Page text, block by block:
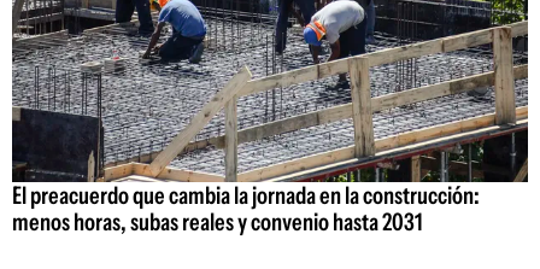
El preacuerdo que cambia la jornada en la construcción:
menos horas, subas reales y convenio hasta 2031